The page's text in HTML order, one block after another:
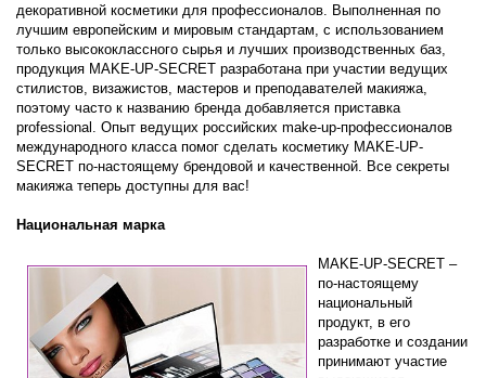
декоративной косметики для профессионалов. Выполненная по
лучшим европейским и мировым стандартам, с использованием
только высококлассного сырья и лучших производственных баз,
продукция MAKE-UP-SECRET разработана при участии ведущих
стилистов, визажистов, мастеров и преподавателей макияжа,
поэтому часто к названию бренда добавляется приставка
professional. Опыт ведущих российских make-up-профессионалов
международного класса помог сделать косметику MAKE-UP-
SECRET по-настоящему брендовой и качественной. Все секреты
макияжа теперь доступны для вас!
Национальная марка
MAKE-UP-SECRET –
по-настоящему
национальный
продукт, в его
разработке и создании
принимают участие